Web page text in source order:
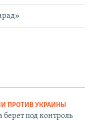
ПРОТИВ УКРАИНЫ
под контроль